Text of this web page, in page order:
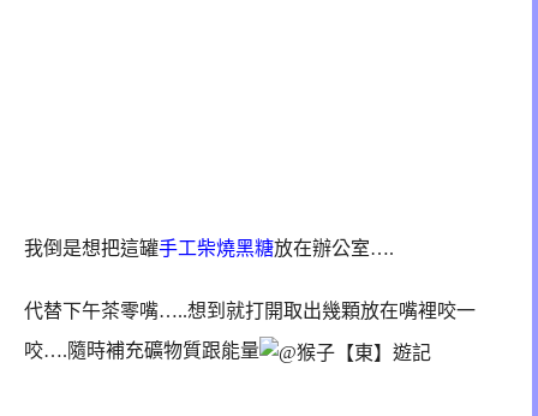
我倒是想把這罐手工柴燒黑糖放在辦公室….
代替下午茶零嘴…..想到就打開取出幾顆放在嘴裡咬一
咬….隨時補充礦物質跟能量